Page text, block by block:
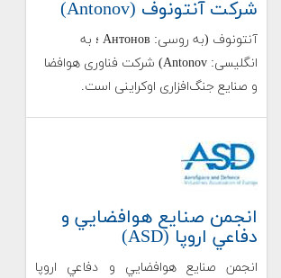
شرکت آنتونوف (Antonov)
آنتونوف (به روسی: Антонов ؛ به
انگلیسی: Antonov) شرکت فناوری هوافضا
و صنایع جنگ‌افزاری اوکراینی است.
انجمن صنايع هوافضايي و
دفاعي اروپا (ASD)
انجمن صنايع هوافضايي و دفاعي اروپا